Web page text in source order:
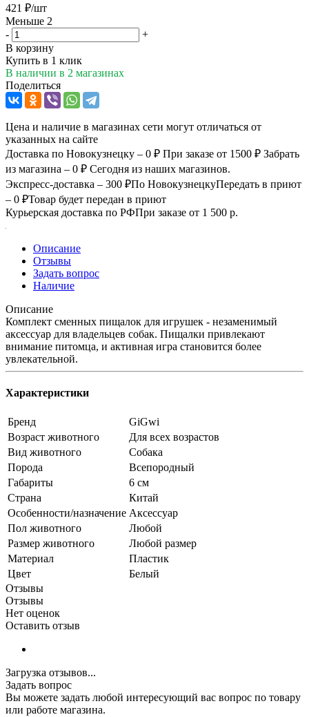
421 ₽/шт
Меньше 2
-
+
В корзину
Купить в 1 клик
В наличии в 2 магазинах
Поделиться
Цена и наличие в магазинах сети могут отличаться от
указанных на сайте
Доставка по Новокузнецку – 0 ₽ При заказе от 1500 ₽ Забрать
из магазина – 0 ₽ Сегодня из наших магазинов.
Экспресс-доставка – 300 ₽По НовокузнецкуПередать в приют
– 0 ₽Товар будет передан в приют
Курьерская доставка по РФПри заказе от 1 500 р.
Описание
Отзывы
Задать вопрос
Наличие
Описание
Комплект сменных пищалок для игрушек - незаменимый
аксессуар для владельцев собак. Пищалки привлекают
внимание питомца, и активная игра становится более
увлекательной.
Характеристики
Бренд
GiGwi
Возраст животного
Для всех возрастов
Вид животного
Собака
Порода
Всепородный
Габариты
6 см
Страна
Китай
Особенности/назначение Аксессуар
Пол животного
Любой
Размер животного
Любой размер
Материал
Пластик
Цвет
Белый
Отзывы
Отзывы
Нет оценок
Оставить отзыв
Загрузка отзывов...
Задать вопрос
Вы можете задать любой интересующий вас вопрос по товару
или работе магазина.